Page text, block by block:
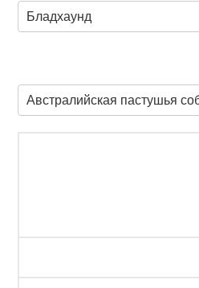
Бладхаунд
Австралийская пастушья